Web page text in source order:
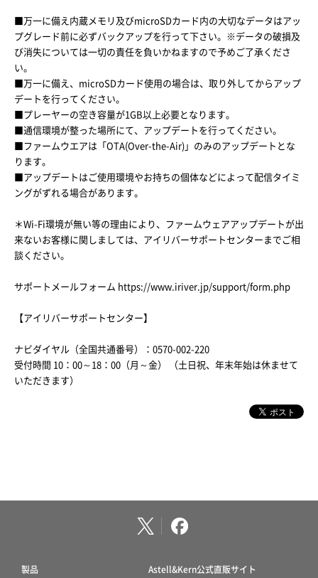
■万一に備え内蔵メモリ及びmicroSDカード内の大切なデータはアッ
プグレード前に必ずバックアップを行って下さい。※データの破損及
び消失については一切の責任を負いかねますので予めご了承くださ
い。
■万一に備え、microSDカード使用の場合は、取り外してからアップ
デートを行ってください。
■プレーヤーの空き容量が1GB以上必要となります。
■通信環境が整った場所にて、アップデートを行ってください。
■ファームウエアは「OTA(Over-the-Air)」のみのアップデートとな
ります。
■アップデートはご使用環境やお持ちの個体などによって配信タイミ
ングがずれる場合があります。
＊Wi-Fi環境が無い等の理由により、ファームウェアアップデートが出
来ないお客様に関しましては、アイリバーサポートセンターまでご相
談ください。
サポートメールフォーム https://www.iriver.jp/support/form.php
【アイリバーサポートセンター】
ナビダイヤル（全国共通番号）：0570-002-220
受付時間 10：00～18：00（月～金） （土日祝、年末年始は休ませて
いただきます）
製品 Astell&Kern公式直販サイト